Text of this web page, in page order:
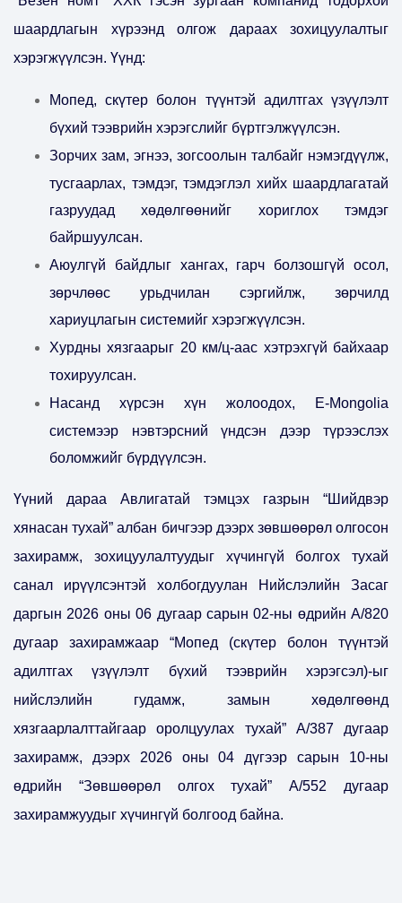
шаардлагын хүрээнд олгож дараах зохицуулалтыг
хэрэгжүүлсэн. Үүнд:
Мопед, скүтер болон түүнтэй адилтгах үзүүлэлт
бүхий тээврийн хэрэгслийг бүртгэлжүүлсэн.
Зорчих зам, эгнээ, зогсоолын талбайг нэмэгдүүлж,
тусгаарлах, тэмдэг, тэмдэглэл хийх шаардлагатай
газруудад хөдөлгөөнийг хориглох тэмдэг
байршуулсан.
Аюулгүй байдлыг хангах, гарч болзошгүй осол,
зөрчлөөс урьдчилан сэргийлж, зөрчилд
хариуцлагын системийг хэрэгжүүлсэн.
Хурдны хязгаарыг 20 км/ц-аас хэтрэхгүй байхаар
тохируулсан.
Насанд хүрсэн хүн жолоодох, Е-Mongolia
системээр нэвтэрсний үндсэн дээр түрээслэх
боломжийг бүрдүүлсэн.
Үүний дараа Авлигатай тэмцэх газрын “Шийдвэр
хянасан тухай” албан бичгээр дээрх зөвшөөрөл олгосон
захирамж, зохицуулалтуудыг хүчингүй болгох тухай
санал ирүүлсэнтэй холбогдуулан Нийслэлийн Засаг
даргын 2026 оны 06 дугаар сарын 02-ны өдрийн А/820
дугаар захирамжаар “Мопед (скүтер болон түүнтэй
адилтгах үзүүлэлт бүхий тээврийн хэрэгсэл)-ыг
нийслэлийн гудамж, замын хөдөлгөөнд
хязгаарлалттайгаар оролцуулах тухай” А/387 дугаар
захирамж, дээрх 2026 оны 04 дүгээр сарын 10-ны
өдрийн “Зөвшөөрөл олгох тухай” А/552 дугаар
захирамжуудыг хүчингүй болгоод байна.